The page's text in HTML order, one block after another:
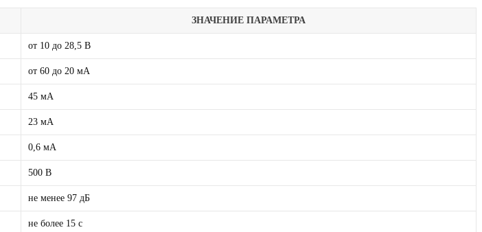
ЗНАЧЕНИЕ ПАРАМЕТРА
от 10 до 28,5 В
от 60 до 20 мА
45 мА
23 мА
0,6 мА
500 В
не менее 97 дБ
не более 15 с